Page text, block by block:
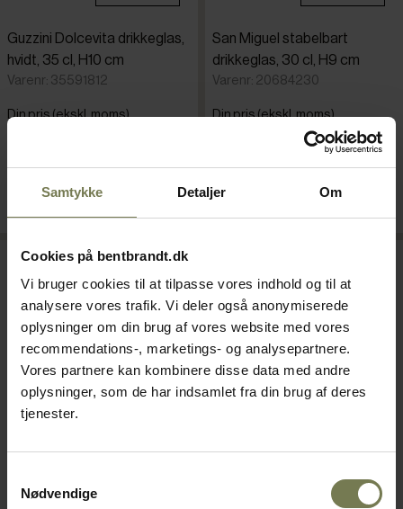
Samtykke Detaljer Om
Cookies på bentbrandt.dk
Vi bruger cookies til at tilpasse vores indhold og til at
analysere vores trafik. Vi deler også anonymiserede
oplysninger om din brug af vores website med vores
recommendations-, marketings- og analysepartnere.
Vores partnere kan kombinere disse data med andre
oplysninger, som de har indsamlet fra din brug af deres
tjenester.
Nødvendige
Guzzini Dolcevita drikkeglas,
hvidt, 35 cl, H10 cm
Varenr: 35591812
Din pris (ekskl. moms)
På lager
San Miguel stabelbart
drikkeglas, 30 cl, H9 cm
Varenr: 20684230
Din pris (ekskl. moms)
Omtanke
drikkeglas, 32 cl, H8,7 cm
drinksglas, 40 cl, H20,4 cm